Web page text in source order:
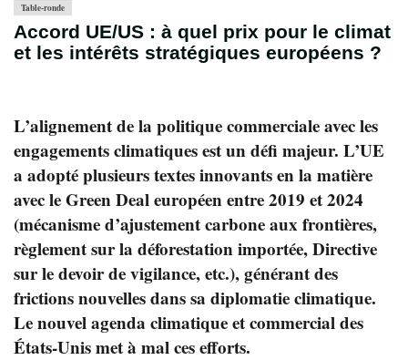
Table-ronde
Accord UE/US : à quel prix pour le climat
et les intérêts stratégiques européens ?
L’alignement de la politique commerciale avec les
engagements climatiques est un défi majeur. L’UE
a adopté plusieurs textes innovants en la matière
avec le Green Deal européen entre 2019 et 2024
(mécanisme d’ajustement carbone aux frontières,
règlement sur la déforestation importée, Directive
sur le devoir de vigilance, etc.), générant des
frictions nouvelles dans sa diplomatie climatique.
Le nouvel agenda climatique et commercial des
États-Unis met à mal ces efforts.